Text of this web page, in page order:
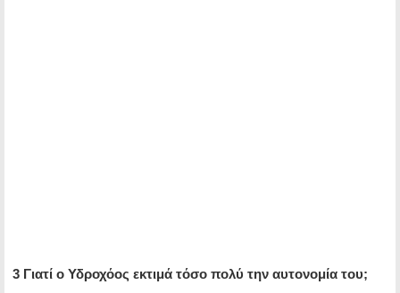
3 Γιατί ο Υδροχόος εκτιμά τόσο πολύ την αυτονομία του;